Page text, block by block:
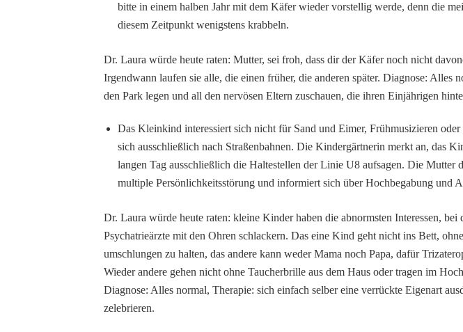
bitte in einem halben Jahr mit dem Käfer wieder vorstellig werde, denn die
diesem Zeitpunkt wenigstens krabbeln.
Dr. Laura würde heute raten: Mutter, sei froh, dass dir der Käfer noch nicht
Irgendwann laufen sie alle, die einen früher, die anderen später. Diagnose: Alles
den Park legen und all den nervösen Eltern zuschauen, die ihren Einjährigen
Das Kleinkind interessiert sich nicht für Sand und Eimer, Frühmusizieren oder
sich ausschließlich nach Straßenbahnen. Die Kindergärtnerin merkt an, das
langen Tag ausschließlich die Haltestellen der Linie U8 aufsagen. Die Mutter
multiple Persönlichkeitsstörung und informiert sich über Hochbegabung und
Dr. Laura würde heute raten: kleine Kinder haben die abnormsten Interessen, bei
Psychatrieärzte mit den Ohren schlackern. Das eine Kind geht nicht ins Bett,
umschlungen zu halten, das andere kann weder Mama noch Papa, dafür
Wieder andere gehen nicht ohne Taucherbrille aus dem Haus oder tragen im
Diagnose: Alles normal, Therapie: sich einfach selber eine verrückte Eigenart
zelebrieren.